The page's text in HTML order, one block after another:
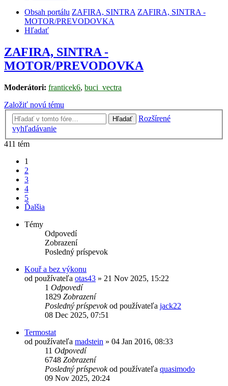
Obsah portálu ZAFIRA, SINTRA ZAFIRA, SINTRA -
MOTOR/PREVODOVKA
Hľadať
ZAFIRA, SINTRA -
MOTOR/PREVODOVKA
Moderátori: franticek6, buci_vectra
Založiť novú tému
Hľadať
Rozšírené
vyhľadávanie
411 tém
1
2
3
4
5
Ďalšia
Témy
Odpovedí
Zobrazení
Posledný príspevok
Kouř a bez výkonu
od používateľa otas43 » 21 Nov 2025, 15:22
1 Odpovedí
1829 Zobrazení
Posledný príspevokod používateľa jack22
08 Dec 2025, 07:51
Termostat
od používateľa madstein » 04 Jan 2016, 08:33
11 Odpovedí
6748 Zobrazení
Posledný príspevokod používateľa quasimodo
09 Nov 2025, 20:24